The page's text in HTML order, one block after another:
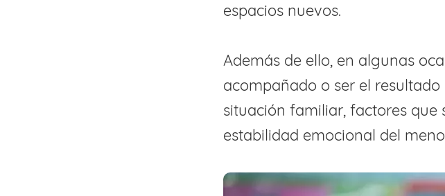
espacios nuevos.
Además de ello, en algunas
acompañado o ser el
situación familiar, factores
estabilidad emocional del